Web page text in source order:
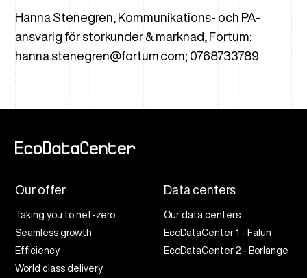
Hanna Stenegren, Kommunikations- och PA-
ansvarig för storkunder & marknad, Fortum:
hanna.stenegren@fortum.com; 0768733789
Our offer
Taking you to net-zero
Seamless growth
Efficiency
World class delivery
Data centers
Our data centers
EcoDataCenter 1 - Falun
EcoDataCenter 2 - Borlänge